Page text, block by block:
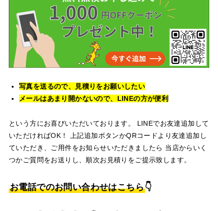
写真を送るので、見積りをお願いしたい
メールはあまり開かないので、LINEの方が便利
という方にお喜びいただいております。 LINEでお友達追加して
いただければOK！ 上記追加ボタンかQRコードより友達追加し
ていただき、ご用件をお知らせいただきましたら 当店からいく
つかご質問をお送りし、順次お見積りをご提示致します。
お電話でのお問い合わせはこちら👇